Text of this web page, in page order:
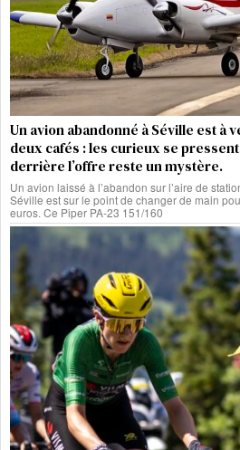
Un avion abandonné à Séville est à
deux cafés : les curieux se
derrière l’offre reste un mystère.
Un avion laissé à l’abandon sur l’aire de
Séville est sur le point de changer de main
euros. Ce Piper PA-23 151/160